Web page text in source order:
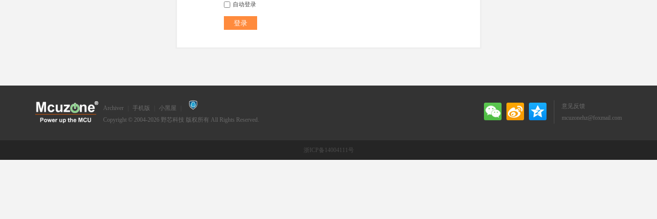
自动登录
登录
意见反馈
mcuzonehz@foxmail.com
Archiver 手机版 小黑屋
Copyright © 2004-2026 野芯科技 版权所有 All Rights Reserved.
浙ICP备14004111号